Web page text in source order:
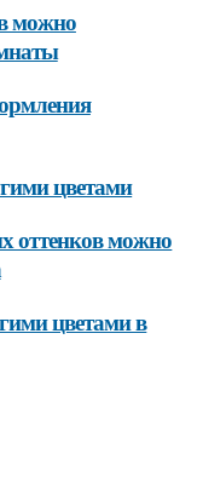
можно
цветами
оттенков можно
цветами в